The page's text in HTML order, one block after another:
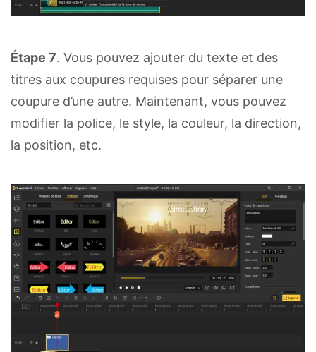
Étape 7. Vous pouvez ajouter du texte et des
titres aux coupures requises pour séparer une
coupure d’une autre. Maintenant, vous pouvez
modifier la police, le style, la couleur, la direction,
la position, etc.